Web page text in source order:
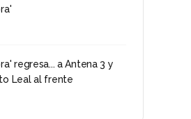
regresa... a Antena 3 y
Leal al frente